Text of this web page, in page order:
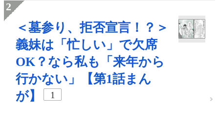
＜墓参り、拒否宣言！？＞
義妹は「忙しい」で欠席
OK？なら私も「来年から
行かない」【第1話まん
が】
1